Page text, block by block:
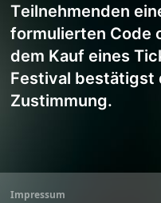
Teilnehmenden
formulierten Code
dem Kauf eines
Festival bestätigst
Zustimmung.
Impressum